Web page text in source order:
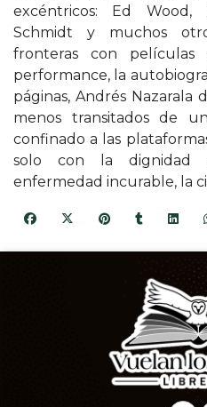
excéntricos: Ed Wood,
Schmidt y muchos
fronteras con
performance, la
páginas, Andrés Nazarala
menos transitados de
confinado a las
solo con la dignidad
enfermedad incurable, la